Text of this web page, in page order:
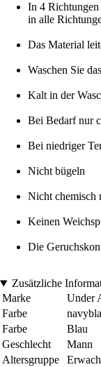
In 4 Richtungen
in alle
Das Material
Waschen Sie
Kalt in der
Bei Bedarf nur
Bei niedriger
Nicht bügeln
Nicht chemisch
Keinen
Die
Zusätzliche
Marke
Under
Farbe
Farbe
Blau
Geschlecht
Mann
Altersgruppe